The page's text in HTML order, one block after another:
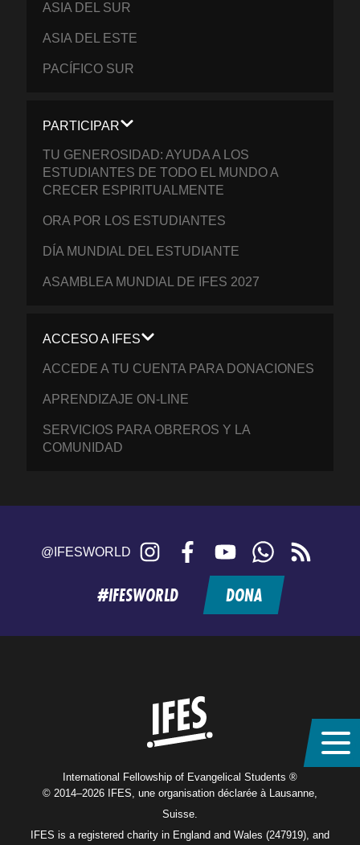
ASIA DEL SUR
ASIA DEL ESTE
PACÍFICO SUR
PARTICIPAR
TU GENEROSIDAD: AYUDA A LOS
ESTUDIANTES DE TODO EL MUNDO A
CRECER ESPIRITUALMENTE
ORA POR LOS ESTUDIANTES
DÍA MUNDIAL DEL ESTUDIANTE
ASAMBLEA MUNDIAL DE IFES 2027
ACCESO A IFES
ACCEDE A TU CUENTA PARA DONACIONES
APRENDIZAJE ON-LINE
SERVICIOS PARA OBREROS Y LA
COMUNIDAD
@IFESWORLD Instagram FacebookYouTubeWhatsApp
feed
#IFESWORLD DONA
International Fellowship of Evangelical Students ®
© 2014–2026 IFES, une organisation déclarée à Lausanne,
Suisse.
IFES is a registered charity in England and Wales (247919), and